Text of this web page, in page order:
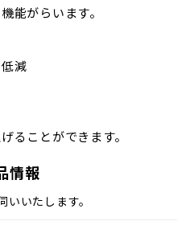
能がらいます。
減
ることができます。
情報
いたします。